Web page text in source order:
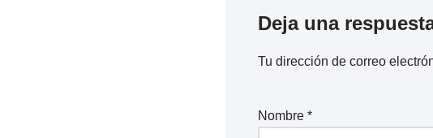
Deja una
Tu dirección de correo
Nombre *